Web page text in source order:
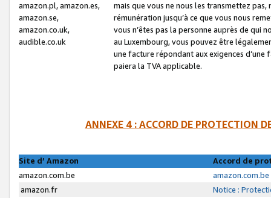
amazon.pl, amazon.es,
amazon.se,
amazon.co.uk,
audible.co.uk
mais que vous ne nous les transmettez
rémunération jusqu’à ce que vous nous
vous n’êtes pas la personne auprès de qui
au Luxembourg, vous pouvez être
une facture répondant aux exigences
paiera la TVA applicable.
ANNEXE 4 : ACCORD DE PROTECTION
Site d’ Amazon
Accord de
amazon.com.be
amazon.fr
Notice :